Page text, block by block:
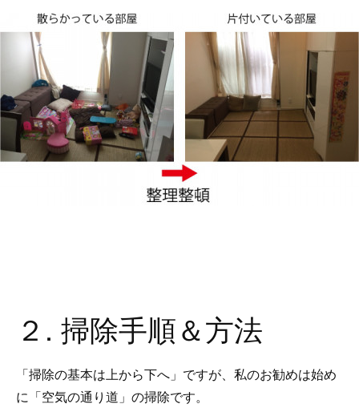
２. 掃除手順＆方法
「掃除の基本は上から下へ」ですが、私のお勧めは始め
に「空気の通り道」の掃除です。